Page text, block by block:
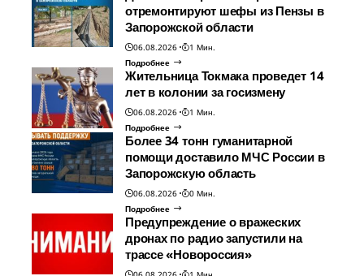
отремонтируют шефы из Пензы в
Запорожской области
06.08.2026
1 Мин.
Подробнее
Жительница Токмака проведет 14
лет в колонии за госизмену
06.08.2026
1 Мин.
Подробнее
Более 34 тонн гуманитарной
помощи доставило МЧС России в
Запорожскую область
06.08.2026
0 Мин.
Подробнее
Предупреждение о вражеских
дронах по радио запустили на
трассе «Новороссия»